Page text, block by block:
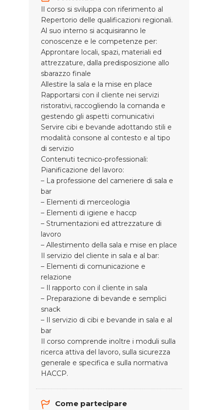
Il corso si sviluppa con riferimento al
Repertorio delle qualificazioni regionali.
Al suo interno si acquisiranno le
conoscenze e le competenze per:
Approntare locali, spazi, materiali ed
attrezzature, dalla predisposizione allo
sbarazzo finale
Allestire la sala e la mise en place
Rapportarsi con il cliente nei servizi
ristorativi, raccogliendo la comanda e
gestendo gli aspetti comunicativi
Servire cibi e bevande adottando stili e
modalità consone al contesto e al tipo
di servizio
Contenuti tecnico-professionali:
Pianificazione del lavoro:
– La professione del cameriere di sala e
bar
– Elementi di merceologia
– Elementi di igiene e haccp
– Strumentazioni ed attrezzature di
lavoro
– Allestimento della sala e mise en place
Il servizio del cliente in sala e al bar:
– Elementi di comunicazione e
relazione
– Il rapporto con il cliente in sala
– Preparazione di bevande e semplici
snack
– Il servizio di cibi e bevande in sala e al
bar
Il corso comprende inoltre i moduli sulla
ricerca attiva del lavoro, sulla sicurezza
generale e specifica e sulla normativa
HACCP.
Come partecipare